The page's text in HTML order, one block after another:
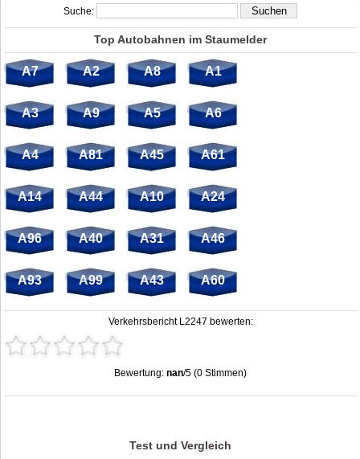
Suche:
Top Autobahnen im Staumelder
A7 A2 A8 A1
A3 A9 A5 A6
A4 A81 A45 A61
A14 A44 A10 A24
A96 A40 A31 A46
A93 A99 A43 A60
Verkehrsbericht L2247 bewerten:
Bewertung:nan/5 (0 Stimmen)
Stau L2247: Unfälle, Sperrung & Baustellen | Staumelder L2247 ,nanout of5
Test und Vergleich